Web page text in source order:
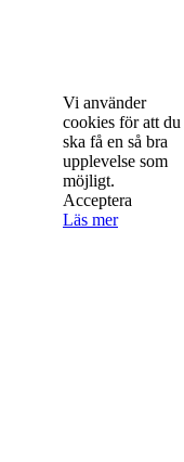
och
Vi använder
cookies för att du
ska få en så bra
upplevelse som
möjligt.
Acceptera
Läs mer